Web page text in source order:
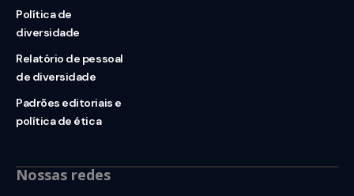
Política de
diversidade
Relatório de pessoal
de diversidade
Padrões editoriais e
política de ética
Nossas redes